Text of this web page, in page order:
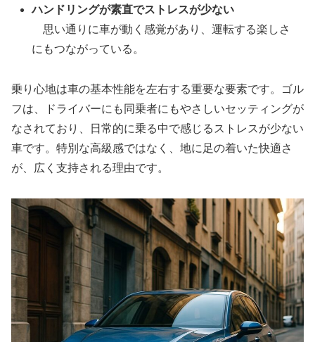
ハンドリングが素直でストレスが少ない
思い通りに車が動く感覚があり、運転する楽しさ
にもつながっている。
乗り心地は車の基本性能を左右する重要な要素です。ゴル
フは、ドライバーにも同乗者にもやさしいセッティングが
なされており、日常的に乗る中で感じるストレスが少ない
車です。特別な高級感ではなく、地に足の着いた快適さ
が、広く支持される理由です。